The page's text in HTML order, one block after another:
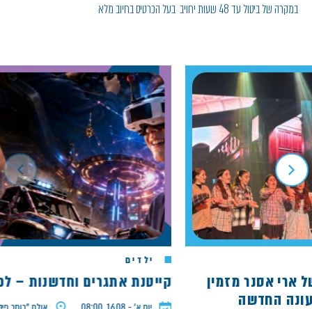
במקרה של ביטול עד 48 שעות יחויב בעל הכרטיס בחיוב מלא
של ארי אסנר מזמין
החדשה
ילדים
קייטנת אתגרים וחדשנות –